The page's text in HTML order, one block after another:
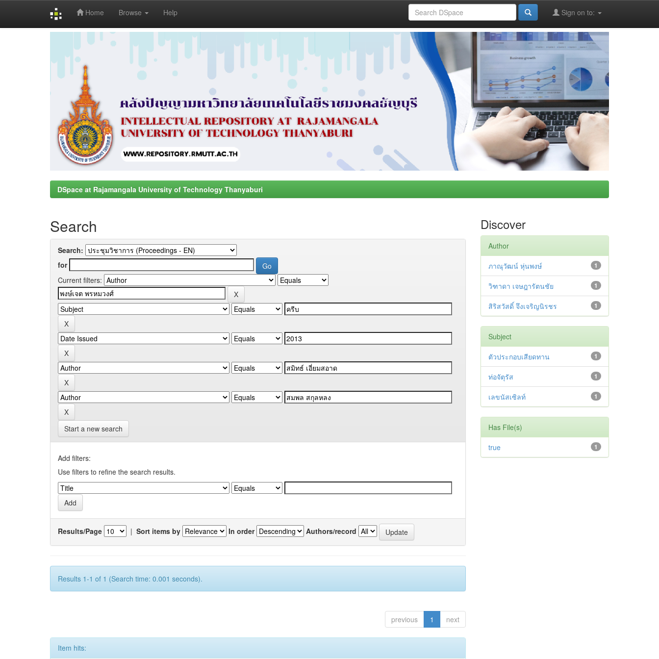
Home Browse Help Sign on to:
DSpace at Rajamangala University of Technology Thanyaburi
Search
Search:
for
Current filters:
Start a new search
Add filters:
Use filters to refine the search results.
Results/Page | Sort items by In order Authors/record
Results 1-1 of 1 (Search time: 0.001 seconds).
previous 1 next
Item hits:
Discover
Author
1
ภาณุวัฒน์ หุ่นพงษ์
1
วิฑาดา เจษฎารัตนชัย
1
สิริสวัสดิ์ จึงเจริญนิรชร
Subject
1
ตัวประกอบเสียดทาน
1
ท่อจัตุรัส
1
เลขนัสเซิลท์
Has File(s)
1
true